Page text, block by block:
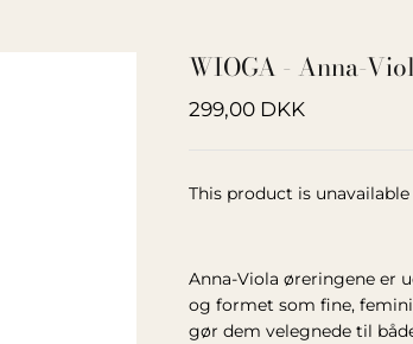
WIOGA - Anna-
299,00 DKK
This product is unavailable
Anna-Viola øreringene er
og formet som fine,
gør dem velegnede til